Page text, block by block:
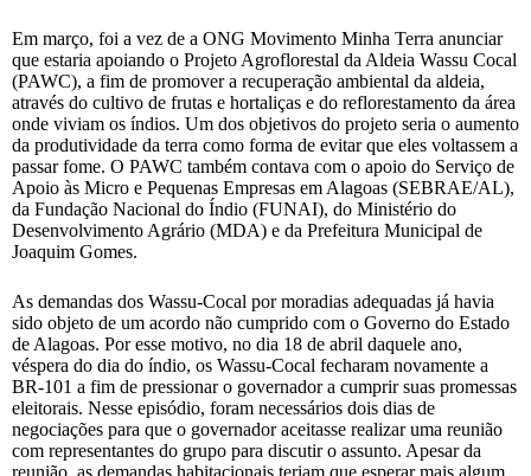
Em março, foi a vez de a ONG Movimento Minha Terra anunciar
que estaria apoiando o Projeto Agroflorestal da Aldeia Wassu Cocal
(PAWC), a fim de promover a recuperação ambiental da aldeia,
através do cultivo de frutas e hortaliças e do reflorestamento da área
onde viviam os índios. Um dos objetivos do projeto seria o aumento
da produtividade da terra como forma de evitar que eles voltassem a
passar fome. O PAWC também contava com o apoio do Serviço de
Apoio às Micro e Pequenas Empresas em Alagoas (SEBRAE/AL),
da Fundação Nacional do Índio (FUNAI), do Ministério do
Desenvolvimento Agrário (MDA) e da Prefeitura Municipal de
Joaquim Gomes.
As demandas dos Wassu-Cocal por moradias adequadas já havia
sido objeto de um acordo não cumprido com o Governo do Estado
de Alagoas. Por esse motivo, no dia 18 de abril daquele ano,
véspera do dia do índio, os Wassu-Cocal fecharam novamente a
BR-101 a fim de pressionar o governador a cumprir suas promessas
eleitorais. Nesse episódio, foram necessários dois dias de
negociações para que o governador aceitasse realizar uma reunião
com representantes do grupo para discutir o assunto. Apesar da
reunião, as demandas habitacionais teriam que esperar mais algum